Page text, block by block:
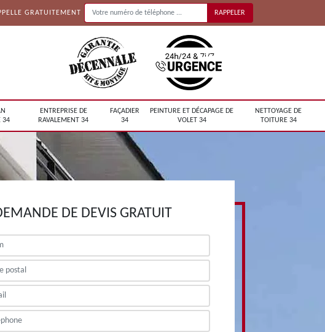
GRATUITEMENT
34
ENTREPRISE DE
RAVALEMENT 34
FAÇADIER
34
PEINTURE ET DÉCAPAGE DE
VOLET 34
NETTOYAGE DE
TOITURE 34
DE DEVIS GRATUIT